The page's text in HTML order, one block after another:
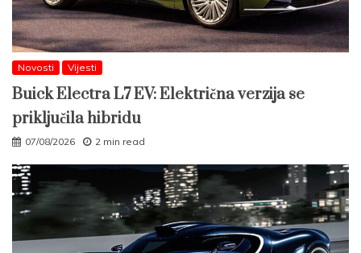
Novosti Vijesti
Buick Electra L7 EV: Električna verzija se
priključila hibridu
07/08/2026 2 min read